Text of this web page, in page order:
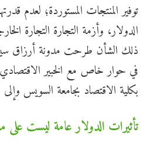
توفير المنتجات المستوردة؛ لعدم
الدولار، وأزمة التجارة التجارة
ذلك الشأن طرحت مدونة أرزاق
في حوار خاص مع الخبير
بكلية الاقتصاد بجامعة السويس
تأثيرات الدولار عامة ليست